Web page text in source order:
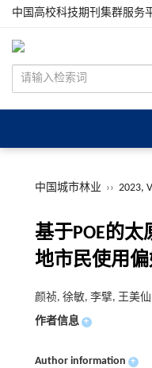
中国高校科技期刊集群服务
中国城市林业 ›› 2023,
基于POE的
地市民使用
颜祯, 徐敏, 李擘, 王美仙
作者信息 +
Author information +